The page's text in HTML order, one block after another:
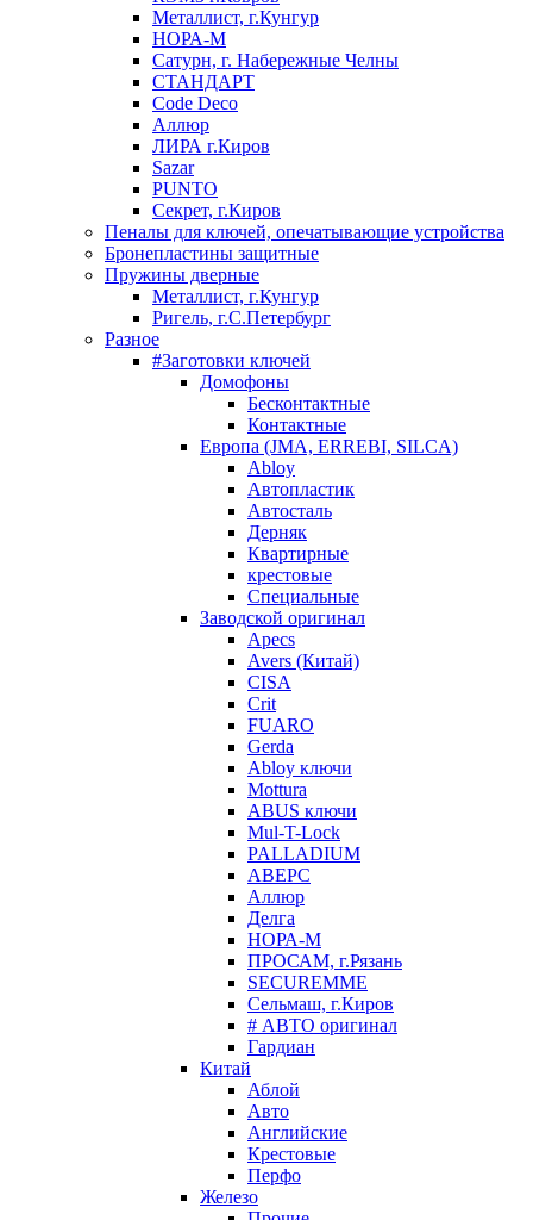
Металлист, г.Кунгур
НОРА-М
Сатурн, г. Набережные Челны
СТАНДАРТ
Code Deco
Аллюр
ЛИРА г.Киров
Sazar
PUNTO
Секрет, г.Киров
Пеналы для ключей, опечатывающие устройства
Бронепластины защитные
Пружины дверные
Металлист, г.Кунгур
Ригель, г.С.Петербург
Разное
#Заготовки ключей
Домофоны
Бесконтактные
Контактные
Европа (JMA, ERREBI, SILCA)
Abloy
Автопластик
Автосталь
Дерняк
Квартирные
крестовые
Специальные
Заводской оригинал
Apecs
Avers (Китай)
CISA
Crit
FUARO
Gerda
Abloy ключи
Mottura
ABUS ключи
Mul-T-Lock
PALLADIUM
АВЕРС
Аллюр
Делга
НОРА-М
ПРОСАМ, г.Рязань
SECUREMME
Сельмаш, г.Киров
# АВТО оригинал
Гардиан
Китай
Аблой
Авто
Английские
Крестовые
Перфо
Железо